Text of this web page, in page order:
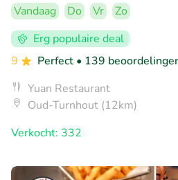
Vandaag Do Vr
Zo
Erg populaire deal
9
Perfect • 139
Yuan Restaurant
Oud-Turnhout (12km)
Verkocht: 332